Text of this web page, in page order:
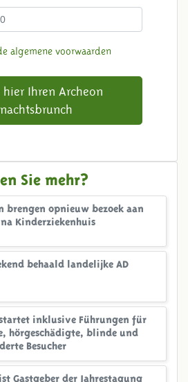
algemene voorwaarden
hier Ihren Archeon
Sie mehr?
brengen opnieuw bezoek aan
Kinderziekenhuis
behaald landelijke AD
startet inklusive Führungen für
hörgeschädigte, blinde und
Besucher
Gastgeber der Jahrestagung